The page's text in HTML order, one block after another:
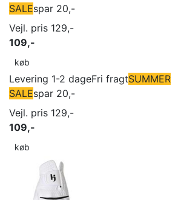
SALEspar 20,-
Vejl. pris 129,-
109,-
køb
Levering 1-2 dageFri fragtSUMMER
SALEspar 20,-
Vejl. pris 129,-
109,-
køb